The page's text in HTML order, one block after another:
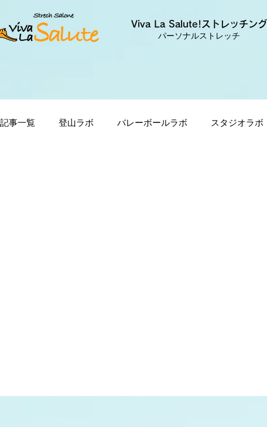
Viva La Salute!ストレッチング
パーソナルストレッチ
記事一覧 登山ラボ バレーボールラボ スタジオラボ